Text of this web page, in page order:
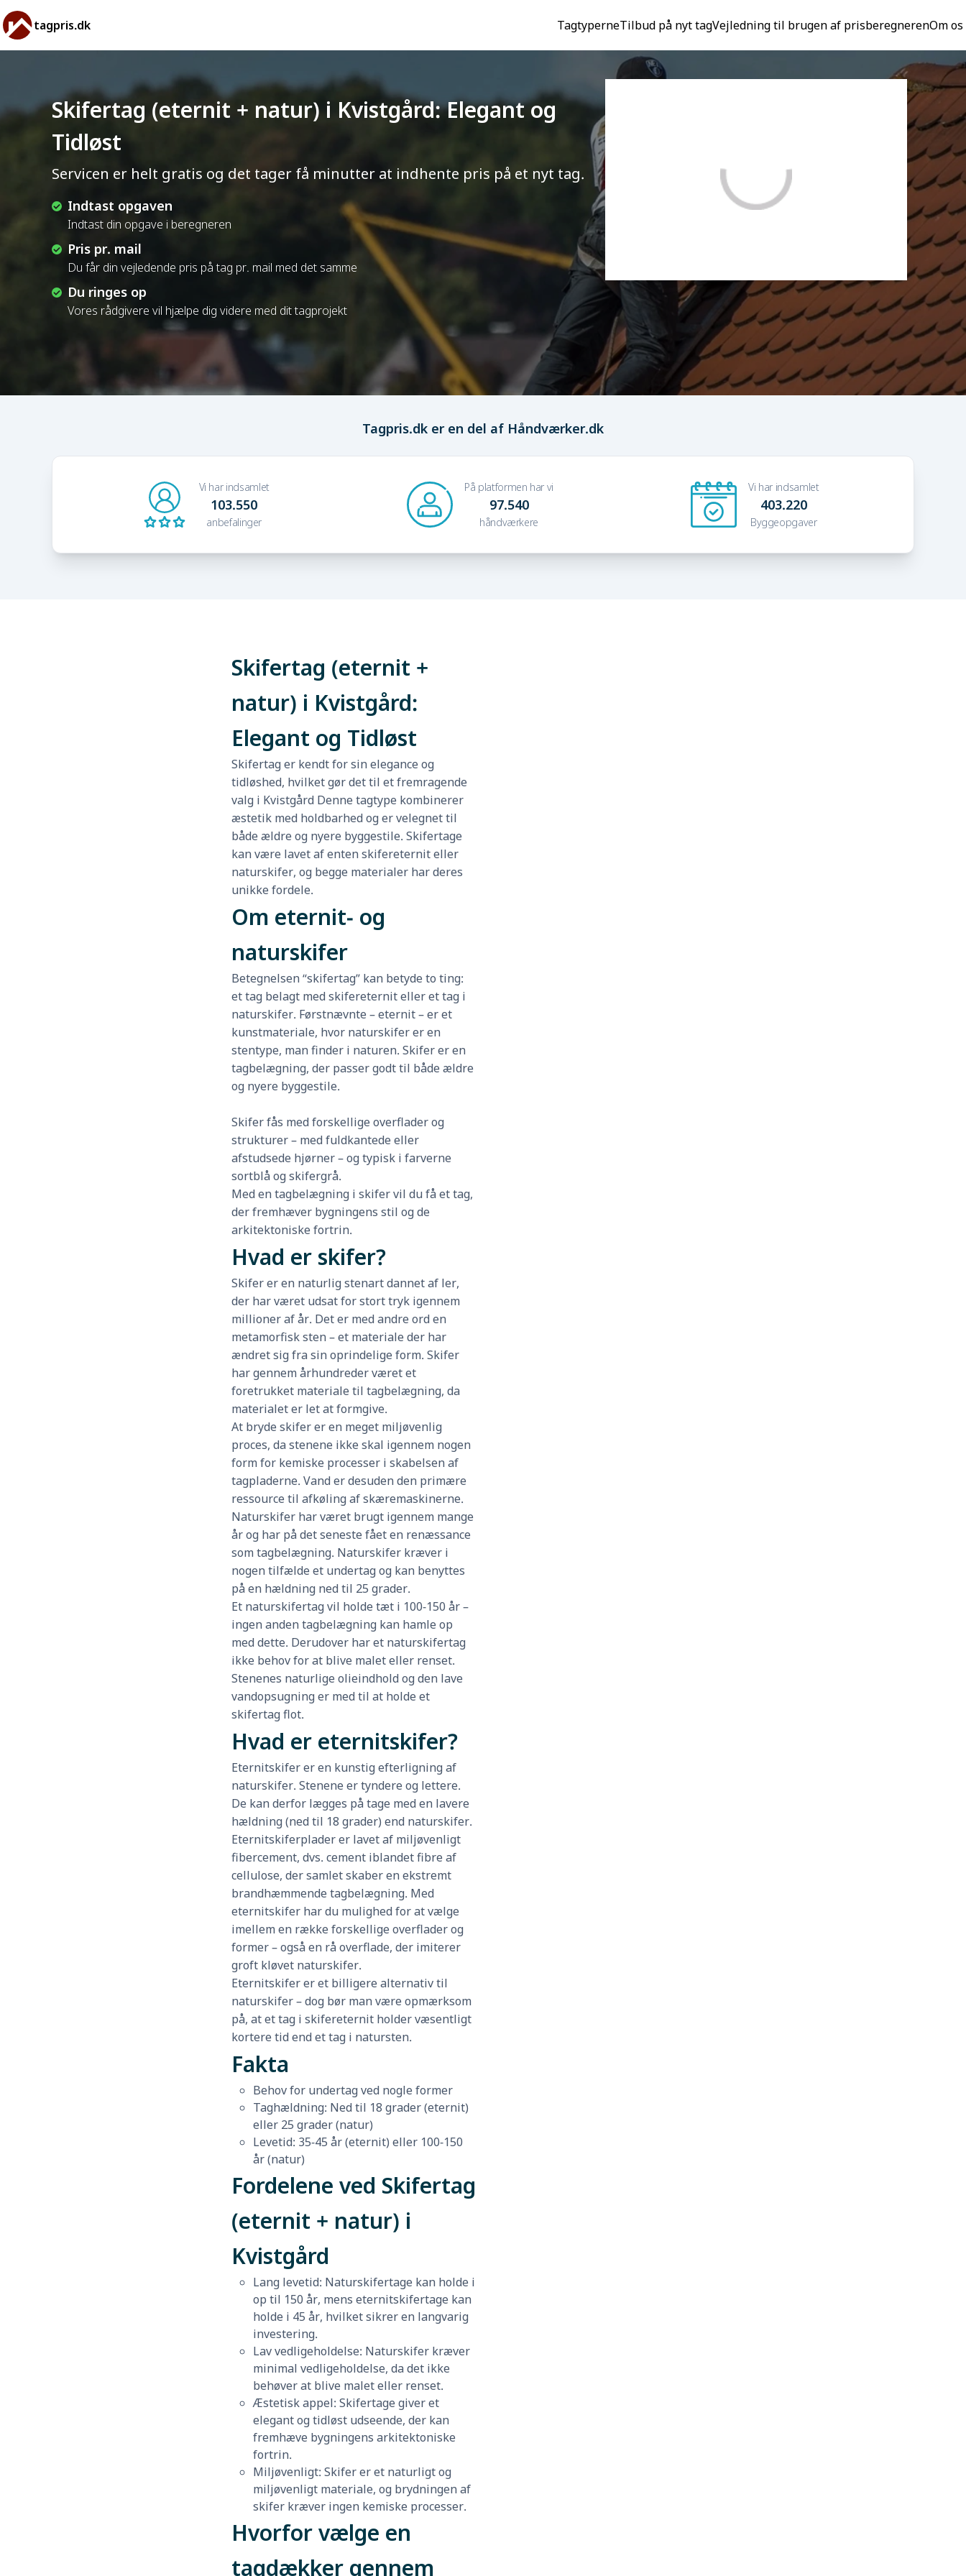
tagpris.dk TagtyperneTilbud på nyt tagVejledning til brugen af prisberegnerenOm os
Skifertag (eternit + natur) i Kvistgård: Elegant og
Tidløst
Servicen er helt gratis og det tager få minutter at indhente pris på et nyt tag.
Indtast opgaven
Indtast din opgave i beregneren
Pris pr. mail
Du får din vejledende pris på tag pr. mail med det samme
Du ringes op
Vores rådgivere vil hjælpe dig videre med dit tagprojekt
Tagpris.dk er en del af Håndværker.dk
Vi har indsamlet
103.550
anbefalinger
På platformen har vi
97.540
håndværkere
Vi har indsamlet
403.220
Byggeopgaver
Skifertag (eternit +
natur) i Kvistgård:
Elegant og Tidløst
Skifertag er kendt for sin elegance og
tidløshed, hvilket gør det til et fremragende
valg i Kvistgård Denne tagtype kombinerer
æstetik med holdbarhed og er velegnet til
både ældre og nyere byggestile. Skifertage
kan være lavet af enten skifereternit eller
naturskifer, og begge materialer har deres
unikke fordele.
Om eternit- og
naturskifer
Betegnelsen “skifertag” kan betyde to ting:
et tag belagt med skifereternit eller et tag i
naturskifer. Førstnævnte – eternit – er et
kunstmateriale, hvor naturskifer er en
stentype, man finder i naturen. Skifer er en
tagbelægning, der passer godt til både ældre
og nyere byggestile.
Skifer fås med forskellige overflader og
strukturer – med fuldkantede eller
afstudsede hjørner – og typisk i farverne
sortblå og skifergrå.
Med en tagbelægning i skifer vil du få et tag,
der fremhæver bygningens stil og de
arkitektoniske fortrin.
Hvad er skifer?
Skifer er en naturlig stenart dannet af ler,
der har været udsat for stort tryk igennem
millioner af år. Det er med andre ord en
metamorfisk sten – et materiale der har
ændret sig fra sin oprindelige form. Skifer
har gennem århundreder været et
foretrukket materiale til tagbelægning, da
materialet er let at formgive.
At bryde skifer er en meget miljøvenlig
proces, da stenene ikke skal igennem nogen
form for kemiske processer i skabelsen af
tagpladerne. Vand er desuden den primære
ressource til afkøling af skæremaskinerne.
Naturskifer har været brugt igennem mange
år og har på det seneste fået en renæssance
som tagbelægning. Naturskifer kræver i
nogen tilfælde et undertag og kan benyttes
på en hældning ned til 25 grader.
Et naturskifertag vil holde tæt i 100-150 år –
ingen anden tagbelægning kan hamle op
med dette. Derudover har et naturskifertag
ikke behov for at blive malet eller renset.
Stenenes naturlige olieindhold og den lave
vandopsugning er med til at holde et
skifertag flot.
Hvad er eternitskifer?
Eternitskifer er en kunstig efterligning af
naturskifer. Stenene er tyndere og lettere.
De kan derfor lægges på tage med en lavere
hældning (ned til 18 grader) end naturskifer.
Eternitskiferplader er lavet af miljøvenligt
fibercement, dvs. cement iblandet fibre af
cellulose, der samlet skaber en ekstremt
brandhæmmende tagbelægning. Med
eternitskifer har du mulighed for at vælge
imellem en række forskellige overflader og
former – også en rå overflade, der imiterer
groft kløvet naturskifer.
Eternitskifer er et billigere alternativ til
naturskifer – dog bør man være opmærksom
på, at et tag i skifereternit holder væsentligt
kortere tid end et tag i natursten.
Fakta
Behov for undertag ved nogle former
Taghældning: Ned til 18 grader (eternit)
eller 25 grader (natur)
Levetid: 35-45 år (eternit) eller 100-150
år (natur)
Fordelene ved Skifertag
(eternit + natur) i
Kvistgård
Lang levetid: Naturskifertage kan holde i
op til 150 år, mens eternitskifertage kan
holde i 45 år, hvilket sikrer en langvarig
investering.
Lav vedligeholdelse: Naturskifer kræver
minimal vedligeholdelse, da det ikke
behøver at blive malet eller renset.
Æstetisk appel: Skifertage giver et
elegant og tidløst udseende, der kan
fremhæve bygningens arkitektoniske
fortrin.
Miljøvenligt: Skifer er et naturligt og
miljøvenligt materiale, og brydningen af
skifer kræver ingen kemiske processer.
Hvorfor vælge en
tagdækker gennem